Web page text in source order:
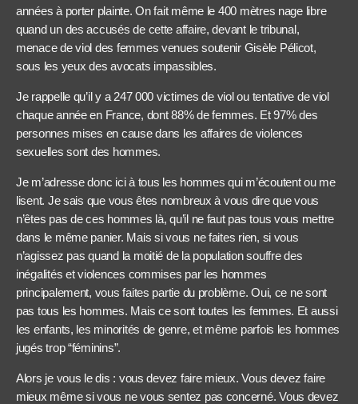
années à porter plainte. On fait même le 400 mètres nage libre
quand un des accusés de cette affaire, devant le tribunal,
menace de viol des femmes venues soutenir Gisèle Pélicot,
sous les yeux des avocats impassibles.
Je rappelle qu’il y a 247 000 victimes de viol ou tentative de viol
chaque année en France, dont 88% de femmes. Et 97% des
personnes mises en cause dans les affaires de violences
sexuelles sont des hommes.
Je m’adresse donc ici à tous les hommes qui m’écoutent ou me
lisent. Je sais que vous êtes nombreux à vous dire que vous
n’êtes pas de ces hommes là, qu’il ne faut pas tous vous mettre
dans le même panier. Mais si vous ne faites rien, si vous
n’agissez pas quand la moitié de la population souffre des
inégalités et violences commises par les hommes
principalement, vous faites partie du problème. Oui, ce ne sont
pas tous les hommes. Mais ce sont toutes les femmes. Et aussi
les enfants, les minorités de genre, et même parfois les hommes
jugés trop “féminins”.
Alors je vous le dis : vous devez faire mieux. Vous devez faire
mieux même si vous ne vous sentez pas concerné. Vous devez